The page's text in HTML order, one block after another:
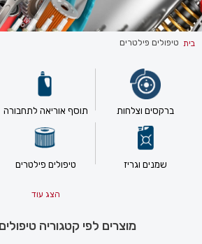
בית טיפולים פילטרים
ברקסים וצלחות תוסף אוריאה לתחבורה
שמנים וגריז טיפולים פילטרים
הצג עוד
מוצרים לפי קטגוריה